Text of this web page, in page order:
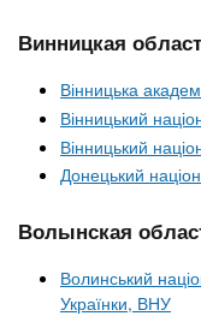
Винницкая
Вінницька
Вінницький
Вінницький
Донецький
Волынская
Волинський
Українки, ВНУ